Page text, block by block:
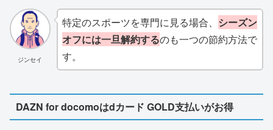
ジンセイ
特定のスポーツを専門に見る場合、 シーズン
オフには一旦解約するのも一つの節約方法で
す。
DAZN for docomoはdカード GOLD支払いがお得